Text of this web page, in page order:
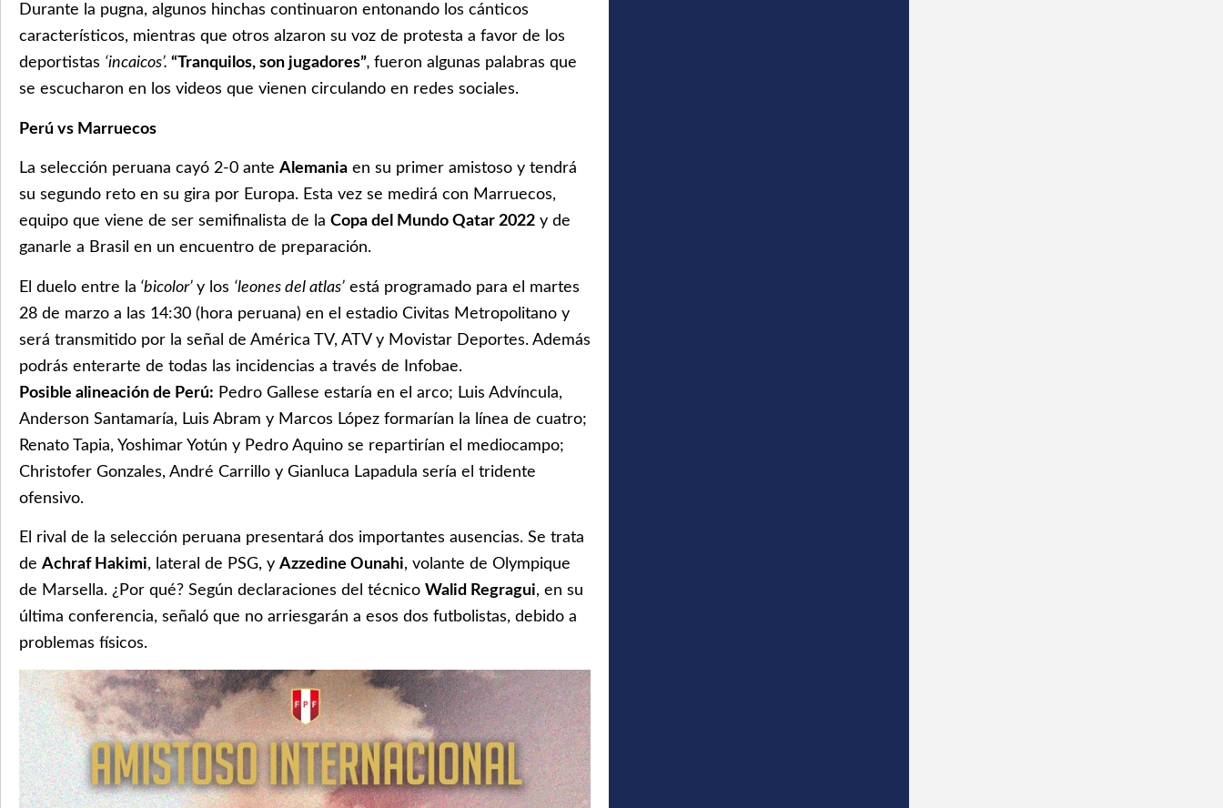
Durante la pugna, algunos hinchas continuaron entonando los cánticos
característicos, mientras que otros alzaron su voz de protesta a favor de los
deportistas ‘incaicos’. “Tranquilos, son jugadores”, fueron algunas palabras que
se escucharon en los videos que vienen circulando en redes sociales.
Perú vs Marruecos
La selección peruana cayó 2-0 ante Alemania en su primer amistoso y tendrá
su segundo reto en su gira por Europa. Esta vez se medirá con Marruecos,
equipo que viene de ser semifinalista de la Copa del Mundo Qatar 2022 y de
ganarle a Brasil en un encuentro de preparación.
El duelo entre la ‘bicolor’ y los ‘leones del atlas’ está programado para el martes
28 de marzo a las 14:30 (hora peruana) en el estadio Civitas Metropolitano y
será transmitido por la señal de América TV, ATV y Movistar Deportes. Además
podrás enterarte de todas las incidencias a través de Infobae.
Posible alineación de Perú: Pedro Gallese estaría en el arco; Luis Advíncula,
Anderson Santamaría, Luis Abram y Marcos López formarían la línea de cuatro;
Renato Tapia, Yoshimar Yotún y Pedro Aquino se repartirían el mediocampo;
Christofer Gonzales, André Carrillo y Gianluca Lapadula sería el tridente
ofensivo.
El rival de la selección peruana presentará dos importantes ausencias. Se trata
de Achraf Hakimi, lateral de PSG, y Azzedine Ounahi, volante de Olympique
de Marsella. ¿Por qué? Según declaraciones del técnico Walid Regragui, en su
última conferencia, señaló que no arriesgarán a esos dos futbolistas, debido a
problemas físicos.